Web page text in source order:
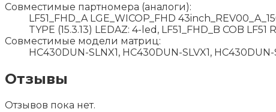
Совместимые партномера (аналоги):
LF51_FHD_A LGE_WICOP_FHD
TYPE (15.3.13) LEDAZ: 4-led, LF51_FHD_B COB
Совместимые модели матриц:
HC430DUN-SLNX1, HC430DUN-SLVX1, HC430DUN-
Отзывы
Отзывов пока нет.